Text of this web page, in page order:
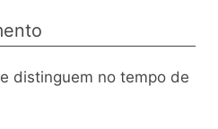
distinguem no tempo de